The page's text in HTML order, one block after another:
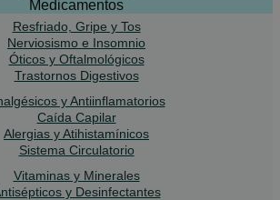
Medicamentos
Resfriado, Gripe y Tos
Nerviosismo e Insomnio
Óticos y Oftalmológicos
Trastornos Digestivos
y Antiinflamatorios
Caída Capilar
Alergias y Atihistamínicos
Sistema Circulatorio
Vitaminas y Minerales
y Desinfectantes